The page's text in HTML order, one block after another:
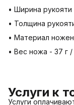
• Ширина рукояти
• Толщина
• Материал
• Вес ножа - 37 г
Услуги к
Услуги